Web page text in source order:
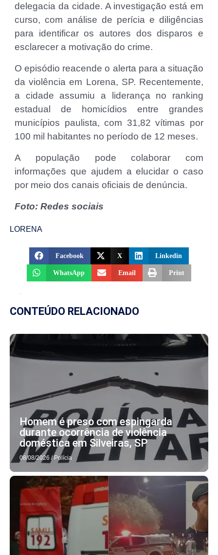
delegacia da cidade. A investigação está em
curso, com análise de perícia e diligências
para identificar os autores dos disparos e
esclarecer a motivação do crime.
O episódio reacende o alerta para a situação
da violência em Lorena, SP. Recentemente,
a cidade assumiu a liderança no ranking
estadual de homicídios entre grandes
municípios paulista, com 31,82 vítimas por
100 mil habitantes no período de 12 meses.
A população pode colaborar com
informações que ajudem a elucidar o caso
por meio dos canais oficiais de denúncia.
Foto: Redes sociais
LORENA
Facebook X Linkedin
WhatsApp Email Print
CONTEÚDO RELACIONADO
Homem é preso com espingarda
durante ocorrência de violência
doméstica em Silveiras, SP
08/08/2026 / Polícia